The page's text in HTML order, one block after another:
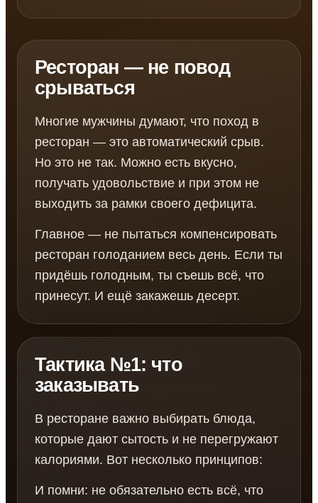
Ресторан — не повод
срываться
Многие мужчины думают, что поход в
ресторан — это автоматический срыв.
Но это не так. Можно есть вкусно,
получать удовольствие и при этом не
выходить за рамки своего дефицита.
Главное — не пытаться компенсировать
ресторан голоданием весь день. Если ты
придёшь голодным, ты съешь всё, что
принесут. И ещё закажешь десерт.
Тактика №1: что
заказывать
В ресторане важно выбирать блюда,
которые дают сытость и не перегружают
калориями. Вот несколько принципов:
И помни: не обязательно есть всё, что